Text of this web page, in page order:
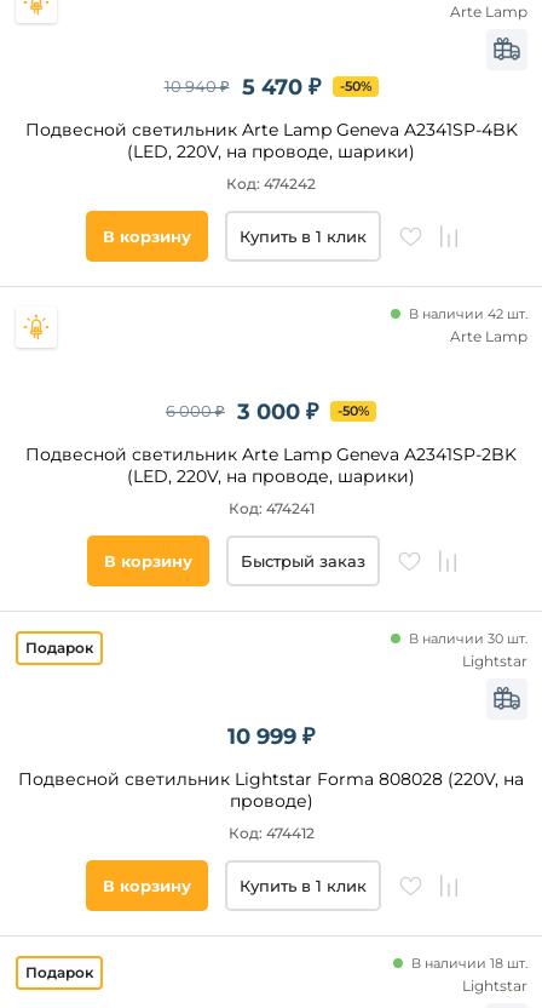
5 470 ₽
10 940 ₽ -50%
Подвесной светильник Arte Lamp Geneva A2341SP-4BK
(LED, 220V, на проводе, шарики)
Код: 474242
Arte Lamp
В корзину Купить в 1 клик
3 000 ₽
6 000 ₽ -50%
Подвесной светильник Arte Lamp Geneva A2341SP-2BK
(LED, 220V, на проводе, шарики)
В наличии 42 шт.
Код: 474241
Arte Lamp
В корзину Быстрый заказ
10 999 ₽
Подвесной светильник Lightstar Forma 808028 (220V, на
проводе)
В наличии 30 шт.
Код: 474412
Lightstar
В корзину Купить в 1 клик
В наличии 18 шт.
Lightstar